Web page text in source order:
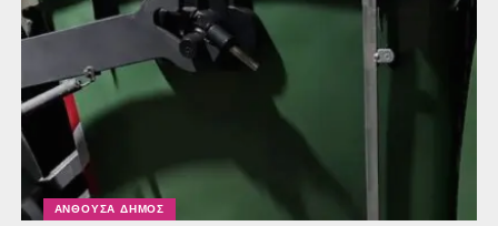
ΑΝΘΟΎΣΑ ΔΉΜΟΣ